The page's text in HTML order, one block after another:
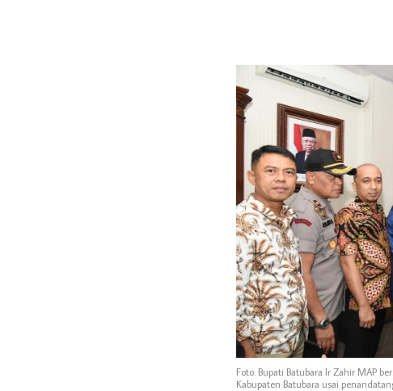
Foto: Bupati Batubara Ir Zahir MAP
Kabupaten Batubara usai